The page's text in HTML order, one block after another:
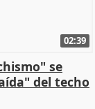
02:39
se
del techo